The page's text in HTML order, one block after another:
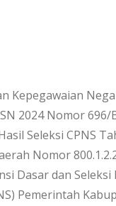
Kepegawaian
2024 Nomor
Seleksi CPNS
Nomor
Dasar dan
Pemerintah